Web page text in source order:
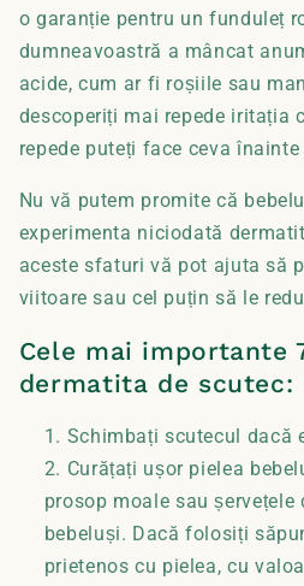
o garanție pentru un funduleț
dumneavoastră a mâncat
acide, cum ar fi roșiile sau
descoperiți mai repede iritația
repede puteți face ceva
Nu vă putem promite că
experimenta niciodată
aceste sfaturi vă pot ajuta să
viitoare sau cel puțin să le
Cele mai importante
dermatita de scutec:
Schimbați scutecul dacă
Curățați ușor pielea
prosop moale sau șervețele
bebeluși. Dacă folosiți
prietenos cu pielea, cu